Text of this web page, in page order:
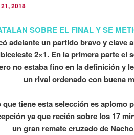
2018
SOBRE EL FINAL Y SE
adelante un partido bravo y clave
2×1. En la primera parte el
no estaba fino en la definición y
un rival ordenado con buena
que tiene esta selección es aplomo
ya que recién sobre los 17
un gran remate cruzado de